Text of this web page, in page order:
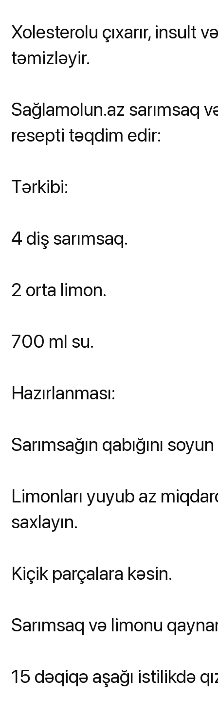
Xolesterolu çıxarır, insult və
təmizləyir.
Sağlamolun.az sarımsaq
resepti təqdim edir:
Tərkibi:
4 diş sarımsaq.
2 orta limon.
700 ml su.
Hazırlanması:
Sarımsağın qabığını
Limonları yuyub az
saxlayın.
Kiçik parçalara kəsin.
Sarımsaq və limonu
15 dəqiqə aşağı istilikdə